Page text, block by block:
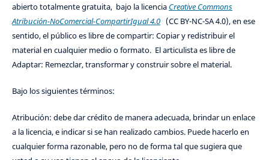
abierto totalmente gratuita, bajo la licencia Creative Commons
Atribución-NoComercial-CompartirIgual 4.0(CC BY-NC-SA 4.0), en ese
sentido, el público es libre de compartir: Copiar y redistribuir el
material en cualquier medio o formato. El articulista es libre de
Adaptar: Remezclar, transformar y construir sobre el material.
Bajo los siguientes términos:
Atribución: debe dar crédito de manera adecuada, brindar un enlace
a la licencia, e indicar si se han realizado cambios. Puede hacerlo en
cualquier forma razonable, pero no de forma tal que sugiera que